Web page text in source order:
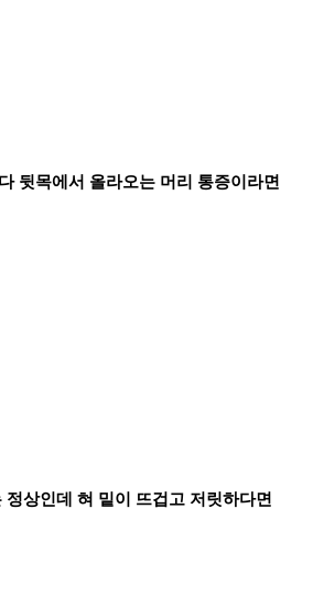
뒷목에서 올라오는 머리 통증이라면
상인데 혀 밑이 뜨겁고 저릿하다면